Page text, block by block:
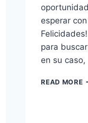
esperar
para
en su
READ MORE